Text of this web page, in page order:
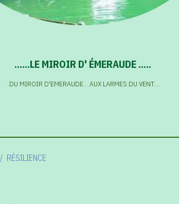
......LE MIROIR D' ÉMERAUDE .....
..DU MIROIR D'EMERAUDE....AUX LARMES DU VENT....
RÉSILIENCE